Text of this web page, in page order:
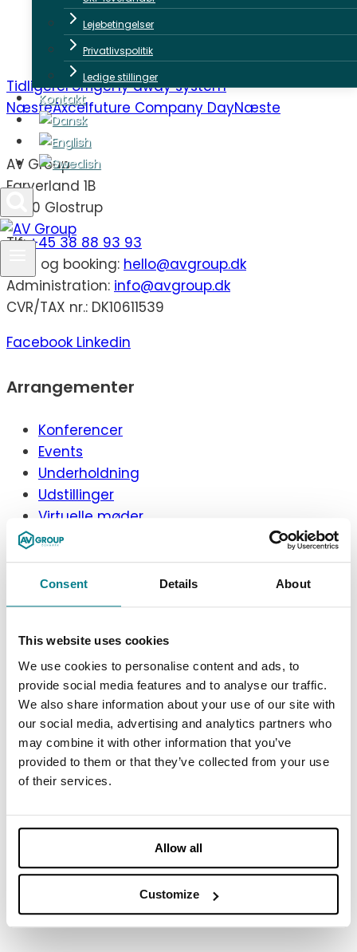
Consent Details About
This website uses cookies
We use cookies to personalise content and ads, to
provide social media features and to analyse our traffic.
We also share information about your use of our site with
our social media, advertising and analytics partners who
may combine it with other information that you’ve
provided to them or that they’ve collected from your use
of their services.
Allow all
Customize
Lejebetingelser
Privatlivspolitik
Ledige stillinger
Kontakt
TidligereForrigeFly away system
NæsteAxcelfuture Company DayNæste
AV Group
Farverland 1B
2600 Glostrup
Tlf:+45 38 88 93 93
Salg og booking: hello@avgroup.dk
Administration: info@avgroup.dk
CVR/TAX nr.: DK10611539
Facebook Linkedin
Arrangementer
Konferencer
Events
Underholdning
Udstillinger
Virtuelle møder
Simultantolkning
Services
Projektledelse
3D visualisering
Venue service
Dryhire
Information
Cases
Kontakt